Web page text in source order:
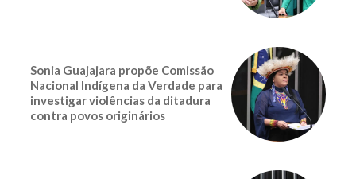
Sonia Guajajara propõe Comissão
Nacional Indígena da Verdade para
investigar violências da ditadura
contra povos originários